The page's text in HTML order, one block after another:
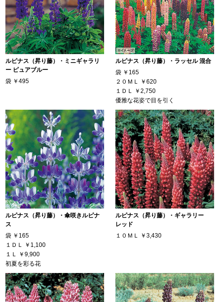
ルピナス（昇り藤）・ミニギャラリ
ー ピュアブルー
袋 ￥495
ルピナス（昇り藤）・ラッセル 混合
袋 ￥165
２０ＭＬ
￥620
１ＤＬ
￥2,750
優雅な花姿で目を引く
ルピナス（昇り藤）・傘咲きルピナ
ス
袋 ￥165
１ＤＬ
￥1,100
１Ｌ
￥9,900
初夏を彩る花
ルピナス（昇り藤）・ギャラリー
レッド
１０ＭＬ
￥3,430